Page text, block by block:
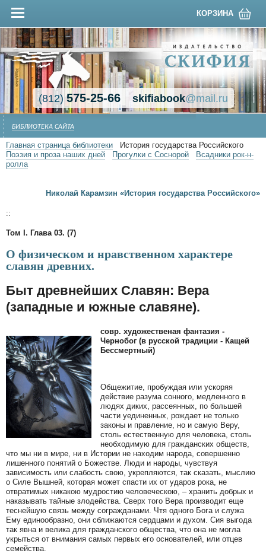
КОРЗИНА
(812)575-25-66 skifiabook@mail.ru
БИБЛИОТЕКА САЙТА
Главная страница библиотеки
История государства Российского
Поэзия и проза наших дней
Прогулки с Соснорой
Всадники рок-н-
ролла
Николай Карамзин «История государства Российского»
::
Том I. Глава 03. (7)
О физическом и нравственном характере
славян древних.
Быт древнейших Славян: Вера
(западные и южные славяне).
совр. художественая фантазия -
Чернобог (в русской традиции - Кащей
Бессмертный)
Общежитие, пробуждая или ускоряя
действие разума сонного, медленного в
людях диких, рассеянных, по большей
части уединенных, рождает не только
законы и правление, но и самую Веру,
столь естественную для человека, столь
необходимую для гражданских обществ,
что мы ни в мире, ни в Истории не находим народа, совершенно
лишенного понятий о Божестве. Люди и народы, чувствуя
зависимость или слабость свою, укрепляются, так сказать, мыслию
о Силе Вышней, которая может спасти их от ударов рока, не
отвратимых никакою мудростию человеческою, – хранить добрых и
наказывать тайные злодейства. Сверх того Вера производит еще
теснейшую связь между согражданами. Чтя одного Бога и служа
Ему единообразно, они сближаются сердцами и духом. Сия выгода
так явна и велика для гражданского общества, что она не могла
укрыться от внимания самых первых его основателей, или отцев
семейства.